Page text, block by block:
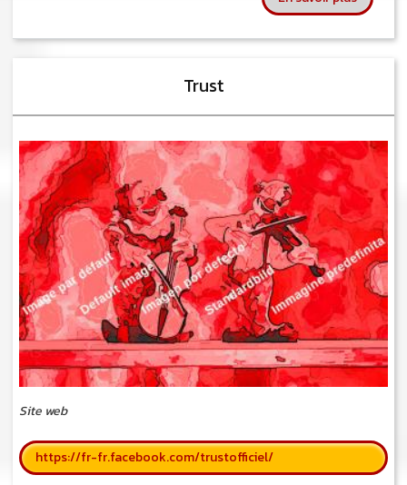
Trust
Site web
https://fr-fr.facebook.com/trustofficiel/